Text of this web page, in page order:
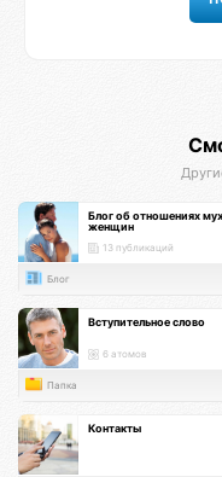
Блог об отношениях
женщин
13 публикаций
Блог
Вступительное слово
6 атомов
Папка
Контакты